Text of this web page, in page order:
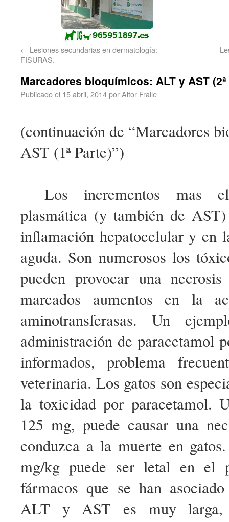
← Lesiones secundarias en dermatología:
FISURAS.
Marcadores bioquímicos: ALT y AST
Publicado el 15 abril, 2014porAitor Fraile
(continuación de “Marcadores
AST (1ª Parte)”)
Los incrementos mas
plasmática (y también de
inflamación hepatocelular y en
aguda. Son numerosos los
pueden provocar una
marcados aumentos en la
aminotransferasas. Un
administración de paracetamol
informados, problema
veterinaria. Los gatos son
la toxicidad por paracetamol.
125 mg, puede causar una
conduzca a la muerte en
mg/kg puede ser letal en el
fármacos que se han
ALT y AST es muy larga,